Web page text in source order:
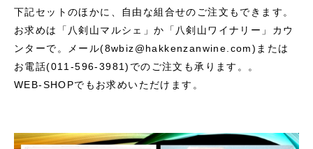
下記セットのほかに、自由な組合せのご注文もできます。
お求めは「八剣山マルシェ」か「八剣山ワイナリー」カウ
ンターで。メール(8wbiz@hakkenzanwine.com)または
お電話(011-596-3981)でのご注文も承ります。。
WEB-SHOPでもお求めいただけます。